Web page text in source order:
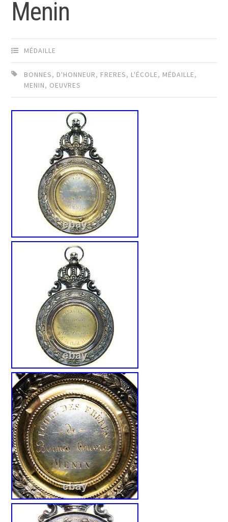
Menin
MÉDAILLE
BONNES, D'HONNEUR, FRERES, L'ÉCOLE, MÉDAILLE,
MENIN, OEUVRES